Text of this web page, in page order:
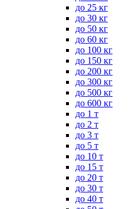
до 25 кг
до 30 кг
до 50 кг
до 60 кг
до 100 кг
до 150 кг
до 200 кг
до 300 кг
до 500 кг
до 600 кг
до 1 т
до 2 т
до 3 т
до 5 т
до 10 т
до 15 т
до 20 т
до 30 т
до 40 т